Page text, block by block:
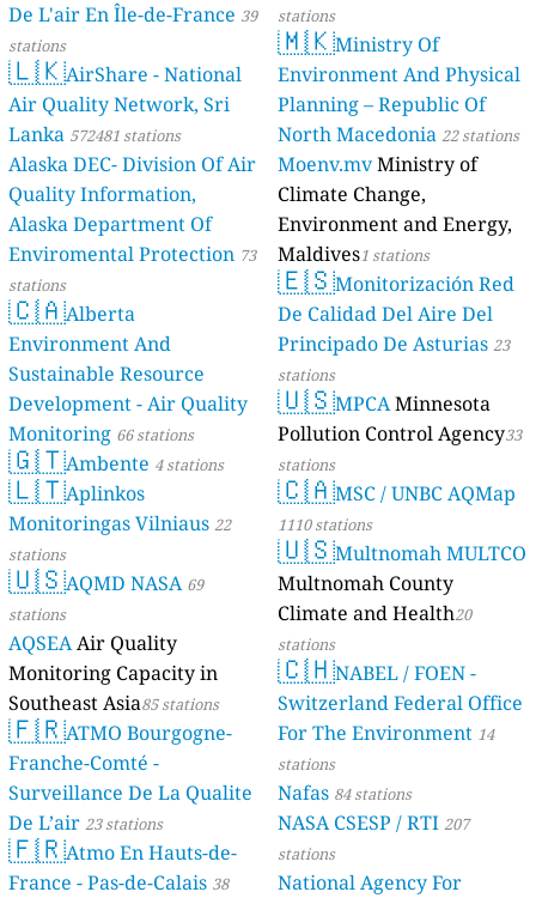
De L'air En Île-de-France 39
stations
🇱🇰AirShare - National
Air Quality Network, Sri
Lanka 572481 stations
Alaska DEC- Division Of Air
Quality Information,
Alaska Department Of
Enviromental Protection 73
stations
🇨🇦Alberta
Environment And
Sustainable Resource
Development - Air Quality
Monitoring 66 stations
🇬🇹Ambente 4 stations
🇱🇹Aplinkos
Monitoringas Vilniaus 22
stations
🇺🇸AQMD NASA 69
stations
AQSEAAir Quality
Monitoring Capacity in
Southeast Asia85 stations
🇫🇷ATMO Bourgogne-
Franche-Comté -
Surveillance De La Qualite
De L’air 23 stations
🇫🇷Atmo En Hauts-de-
France - Pas-de-Calais 38
stations
🇲🇰Ministry Of
Environment And Physical
Planning – Republic Of
North Macedonia 22 stations
Moenv.mvMinistry of
Climate Change,
Environment and Energy,
Maldives1 stations
🇪🇸Monitorización Red
De Calidad Del Aire Del
Principado De Asturias 23
stations
🇺🇸MPCAMinnesota
Pollution Control Agency33
stations
🇨🇦MSC / UNBC AQMap
1110 stations
🇺🇸Multnomah MULTCO
Multnomah County
Climate and Health20
stations
🇨🇭NABEL / FOEN -
Switzerland Federal Office
For The Environment 14
stations
Nafas 84 stations
NASA CSESP / RTI 207
stations
National Agency For